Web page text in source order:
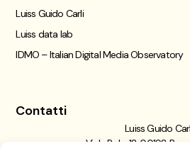
Luiss Guido Carli
Luiss data lab
IDMO – Italian Digital Media Observatory
Contatti
Luiss Guido
Viale Pola, 12, 00198